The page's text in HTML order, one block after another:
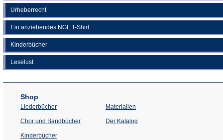
Urheberrecht
Ein anziehendes NGL T-Shirt
Kinderbücher
Leselust
Shop
Liederbücher
Chor und Bandbücher
Kinderbücher
Materialien
Der Katalog